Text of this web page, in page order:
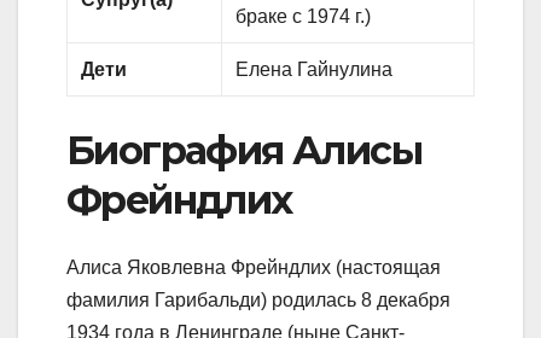
браке с 1974 г.)
Дети Елена Гайнулина
Биография Алисы
Фрейндлих
Алиса Яковлевна Фрейндлих (настоящая
фамилия Гарибальди) родилась 8 декабря
1934 года в Ленинграде (ныне Санкт-